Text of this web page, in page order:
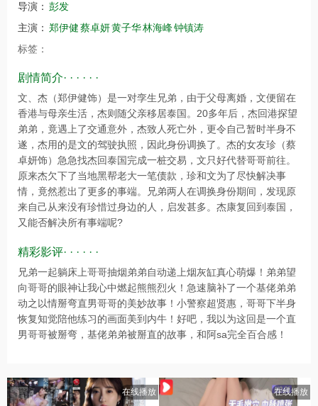
导演： 彭发
主演： 郑伊健蔡卓妍黄子华林海峰钟镇涛
标签：
剧情简介· · · · · ·
文、杰（郑伊健饰）是一对孪生兄弟，由于父母离婚，文便留在
香港与母亲生活，杰则随父亲移居泰国。20多年后，杰回港探望
弟弟，竟遇上了交通意外，杰致人死亡外，更令自己暂时半身不
遂，杰用的是文的驾驶执照，因此身份调换了。杰的女友珍（蔡
卓妍饰）急急找杰回泰国完成一桩交易，文只好代替哥哥前往。
原来杰欠下了当地黑帮老大一笔债款，珍和文为了尽快解决事
情，竟然惹出了更多的事端。兄弟两人在调换身份期间，发现原
来自己从来没有珍惜过身边的人，启发甚多。杰康复回到泰国，
又能否解决所有事端呢?
精彩影评· · · · · ·
兄弟一起躺床上哥哥抽烟弟弟自动递上烟灰缸真心萌爆！弟弟望
向哥哥的眼神让我心中燃起熊熊烈火！急速脑补了一个基佬弟弟
动之以情掰弯直男哥哥的美妙故事！小警察超贤惠，哥哥下半身
恢复知觉陪他练习的画面美到内牛！好吧，我以为这回是一个直
男哥哥被掰弯，基佬弟弟被掰直的故事，和阿sa完全百合感！